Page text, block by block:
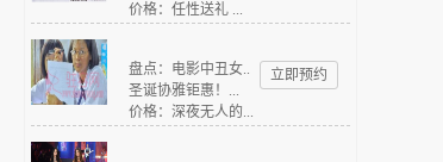
价格：任性送礼 ...
盘点：电影中丑女..
圣诞协雅钜惠！...
价格：深夜无人的...
立即预约